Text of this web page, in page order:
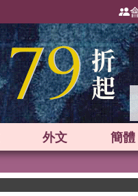
外文 簡體